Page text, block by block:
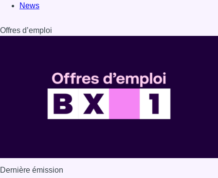
News
Offres d’emploi
Dernière émission